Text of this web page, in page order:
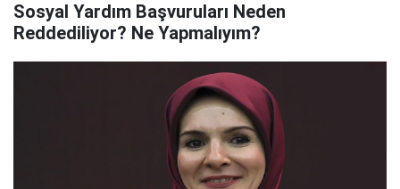
Sosyal Yardım Başvuruları Neden
Reddediliyor? Ne Yapmalıyım?